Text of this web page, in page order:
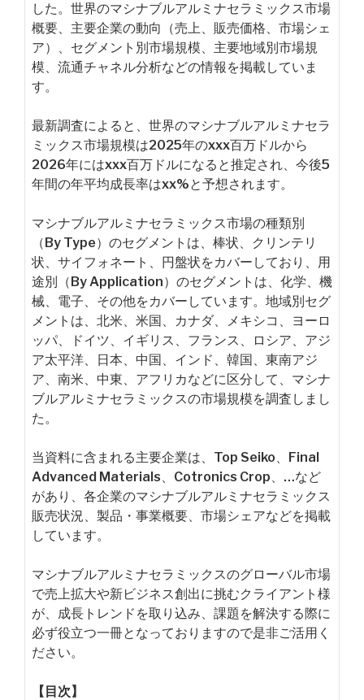
した。世界のマシナブルアルミナセラミックス市場
概要、主要企業の動向（売上、販売価格、市場シェ
ア）、セグメント別市場規模、主要地域別市場規
模、流通チャネル分析などの情報を掲載していま
す。
最新調査によると、世界のマシナブルアルミナセラ
ミックス市場規模は2025年のxxx百万ドルから
2026年にはxxx百万ドルになると推定され、今後5
年間の年平均成長率はxx%と予想されます。
マシナブルアルミナセラミックス市場の種類別
（By Type）のセグメントは、棒状、クリンテリ
状、サイフォネート、円盤状をカバーしており、用
途別（By Application）のセグメントは、化学、機
械、電子、その他をカバーしています。地域別セグ
メントは、北米、米国、カナダ、メキシコ、ヨーロ
ッパ、ドイツ、イギリス、フランス、ロシア、アジ
ア太平洋、日本、中国、インド、韓国、東南アジ
ア、南米、中東、アフリカなどに区分して、マシナ
ブルアルミナセラミックスの市場規模を調査しまし
た。
当資料に含まれる主要企業は、Top Seiko、Final
Advanced Materials、Cotronics Crop、…など
があり、各企業のマシナブルアルミナセラミックス
販売状況、製品・事業概要、市場シェアなどを掲載
しています。
マシナブルアルミナセラミックスのグローバル市場
で売上拡大や新ビジネス創出に挑むクライアント様
が、成長トレンドを取り込み、課題を解決する際に
必ず役立つ一冊となっておりますので是非ご活用く
ださい。
【目次】